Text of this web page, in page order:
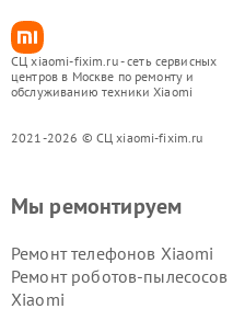
СЦ xiaomi-fixim.ru - сеть сервисных
центров в Москве по ремонту и
обслуживанию техники Xiaomi
2021-2026 © СЦ xiaomi-fixim.ru
Мы ремонтируем
Ремонт телефонов Xiaomi
Ремонт роботов-пылесосов
Xiaomi